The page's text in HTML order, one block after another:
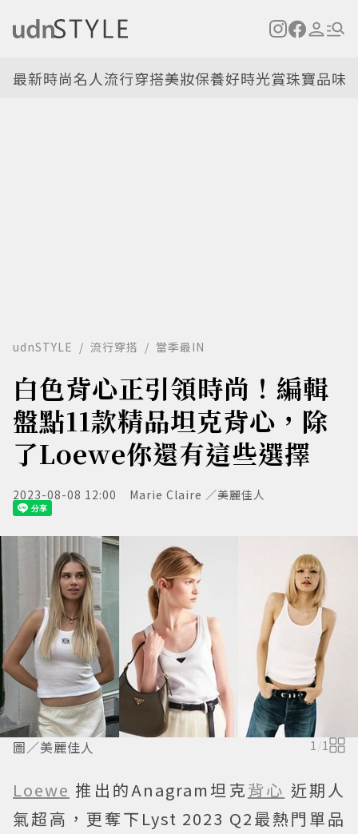
最新時尚名人流行穿搭美妝保養好時光賞珠寶品味
udnSTYLE 流行穿搭 當季最IN
白色背心正引領時尚！編輯
盤點11款精品坦克背心，除
了Loewe你還有這些選擇
2023-08-08 12:00 Marie Claire ／美麗佳人
圖／美麗佳人 1 /1
Loewe 推出的Anagram坦克背心 近期人
氣超高，更奪下Lyst 2023 Q2最熱門單品